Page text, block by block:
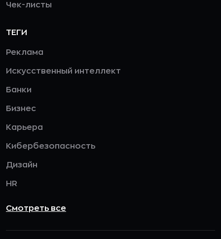
Чек-листы
ТЕГИ
Реклама
Искусственный интеллект
Банки
Бизнес
Карьера
Кибербезопасность
Дизайн
HR
Смотреть все